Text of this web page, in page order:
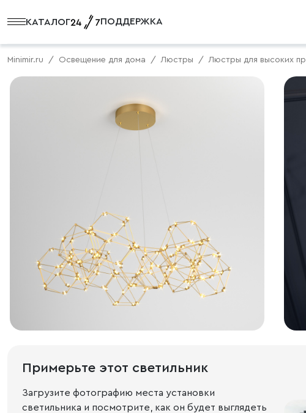
КАТАЛОГ ПОДДЕРЖКА
Minimir.ru Освещение для дома Люстры Люстры для высоких
Примерьте этот светильник
Загрузите фотографию места установки
светильника и посмотрите, как он будет выглядеть